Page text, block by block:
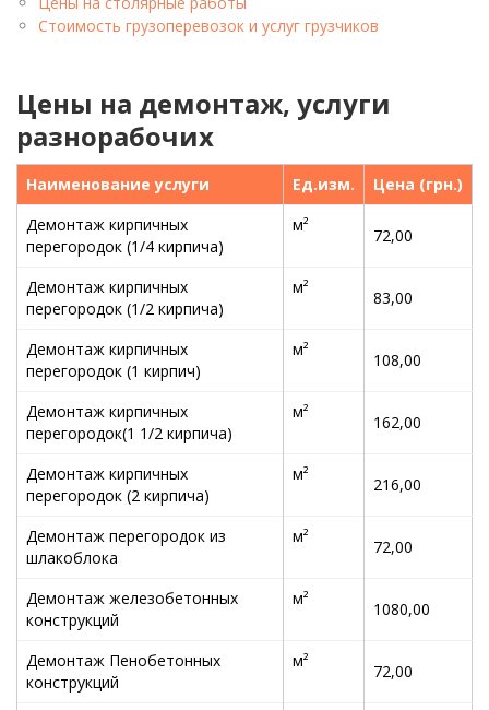
Стоимость грузоперевозок и услуг грузчиков
Цены на демонтаж, услуги
разнорабочих
Наименование услуги Ед.изм.
Цена (грн.)
Демонтаж кирпичных
перегородок (1/4 кирпича)
м²
72,00
Демонтаж кирпичных
перегородок (1/2 кирпича)
м²
83,00
Демонтаж кирпичных
перегородок (1 кирпич)
м²
108,00
Демонтаж кирпичных
перегородок(1 1/2 кирпича)
м²
162,00
Демонтаж кирпичных
перегородок (2 кирпича)
м²
216,00
Демонтаж перегородок из
шлакоблока
м²
72,00
Демонтаж железобетонных
конструкций
м²
1080,00
Демонтаж Пенобетонных
конструкций
м²
72,00